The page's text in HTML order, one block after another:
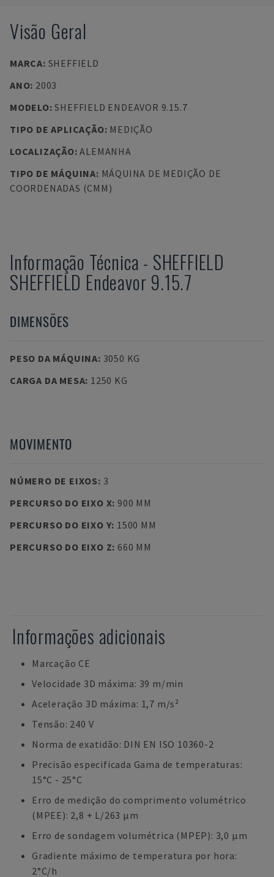
Visão Geral
MARCA: SHEFFIELD
ANO: 2003
MODELO:SHEFFIELD ENDEAVOR 9.15.7
TIPO DE APLICAÇÃO: MEDIÇÃO
LOCALIZAÇÃO:ALEMANHA
TIPO DE MÁQUINA: MÁQUINA DE MEDIÇÃO DE
COORDENADAS (CMM)
Informação Técnica - SHEFFIELD
SHEFFIELD Endeavor 9.15.7
DIMENSÕES
PESO DA MÁQUINA: 3050 KG
CARGA DA MESA: 1250 KG
MOVIMENTO
NÚMERO DE EIXOS: 3
PERCURSO DO EIXO X: 900 MM
PERCURSO DO EIXO Y: 1500 MM
PERCURSO DO EIXO Z: 660 MM
Informações adicionais
Marcação CE
Velocidade 3D máxima: 39 m/min
Aceleração 3D máxima: 1,7 m/s²
Tensão: 240 V
Norma de exatidão: DIN EN ISO 10360-2
Precisão especificada Gama de temperaturas:
15°C - 25°C
Erro de medição do comprimento volumétrico
(MPEE): 2,8 + L/263 µm
Erro de sondagem volumétrica (MPEP): 3,0 µm
Gradiente máximo de temperatura por hora:
2°C/h